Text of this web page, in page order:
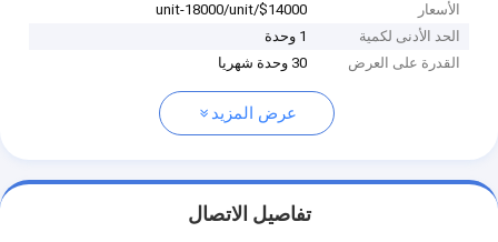
الأسعار
$14000/unit-18000/unit
الحد الأدنى لكمية
1 وحدة
القدرة على العرض
30 وحدة شهريا
عرض المزيد
تفاصيل الاتصال